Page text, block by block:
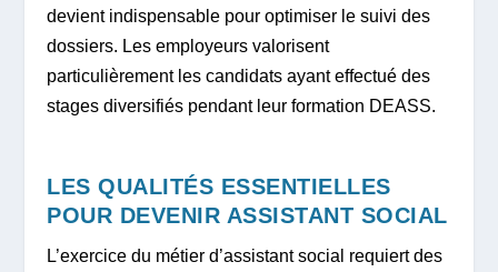
devient indispensable pour optimiser le suivi des
dossiers. Les employeurs valorisent
particulièrement les candidats ayant effectué des
stages diversifiés pendant leur formation DEASS.
LES QUALITÉS ESSENTIELLES
POUR DEVENIR ASSISTANT SOCIAL
L’exercice du métier d’assistant social requiert des